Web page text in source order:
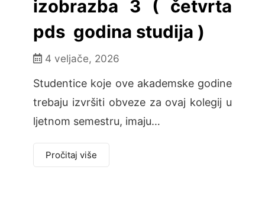
izobrazba 3 ( četvrta
pds godina studija )
4 veljače, 2026
Studentice koje ove akademske godine
trebaju izvršiti obveze za ovaj kolegij u
ljetnom semestru, imaju…
Pročitaj više